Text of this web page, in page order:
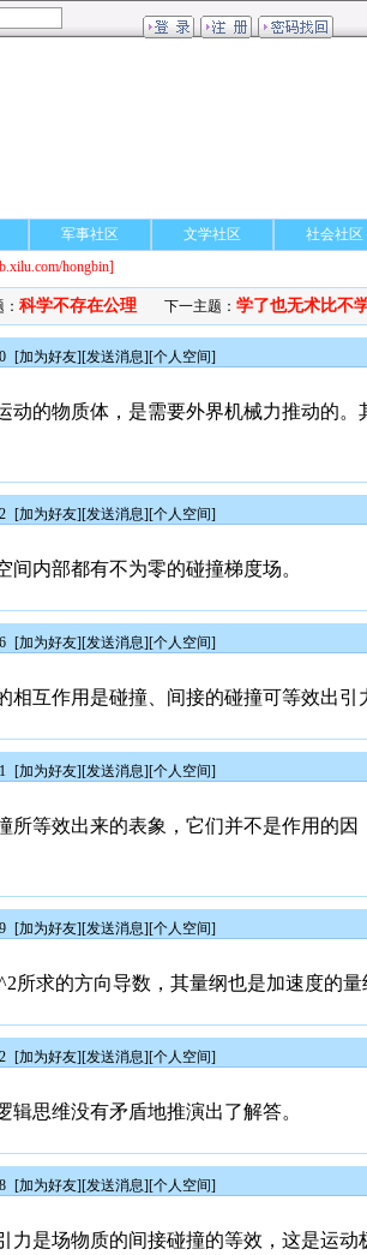
军事社区 文学社区 社会社区
hongbin]
：科学不存在公理 下一主题：学了也无术比不
[加为好友][发送消息][个人空间]
动的物质体，是需要外界机械力推动的
[加为好友][发送消息][个人空间]
内部都有不为零的碰撞梯度场。
[加为好友][发送消息][个人空间]
互作用是碰撞、间接的碰撞可等效出引
[加为好友][发送消息][个人空间]
所等效出来的表象，它们并不是作用的
[加为好友][发送消息][个人空间]
所求的方向导数，其量纲也是加速度的量
[加为好友][发送消息][个人空间]
思维没有矛盾地推演出了解答。
[加为好友][发送消息][个人空间]
力是场物质的间接碰撞的等效，这是运动